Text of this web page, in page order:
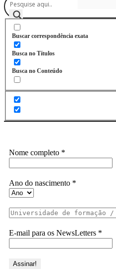
Buscar correspondência exata
Busca no Títulos
Busca no Conteúdo
Nome completo *
Ano do nascimento *
E-mail para os NewsLetters *